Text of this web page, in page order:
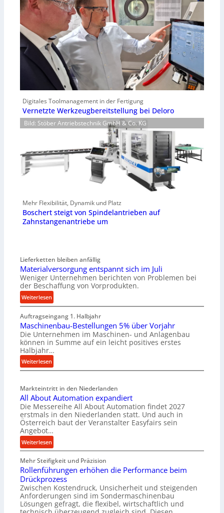
Digitales Toolmanagement in der Fertigung
Vernetzte Werkzeugbereitstellung bei Deloro
Bild: Stöber Antriebstechnik GmbH & Co. KG
Mehr Flexibilität, Dynamik und Platz
Boschert steigt von Spindelantrieben auf
Zahnstangenantriebe um
Lieferketten bleiben anfällig
Materialversorgung entspannt sich im Juli
Weniger Unternehmen berichten von Problemen bei
der Beschaffung von Vorprodukten.
Weiterlesen:
M
a
t
e
r
i
a
l
e
r
s
o
u
n
g
e
n
t
s
Auftragseingang 1. Halbjahr
Maschinenbau-Bestellungen 5% über Vorjahr
Die Unternehmen im Maschinen- und Anlagenbau
können in Summe auf ein leicht positives erstes
Halbjahr…
Weiterlesen:
M
s
c
h
i
n
e
n
a
u
B
e
Markteintritt in den Niederlanden
All About Automation expandiert
Die Messereihe All About Automation findet 2027
erstmals in den Niederlanden statt. Und auch in
Österreich baut der Veranstalter Easyfairs sein
Angebot…
Weiterlesen:
A
l
l
A
b
o
u
Mehr Steifigkeit und Präzision
Rollenführungen erhöhen die Performance beim
Drückprozess
Zwischen Kostendruck, Unsicherheit und steigenden
Anforderungen sind im Sondermaschinenbau
Lösungen gefragt, die flexibel, wirtschaftlich und